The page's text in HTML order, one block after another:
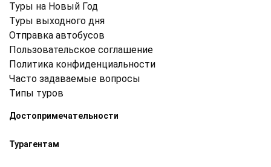
Туры на Новый Год
Туры выходного дня
Отправка автобусов
Пользовательское соглашение
Политика конфиденциальности
Часто задаваемые вопросы
Типы туров
Достопримечательности
Турагентам